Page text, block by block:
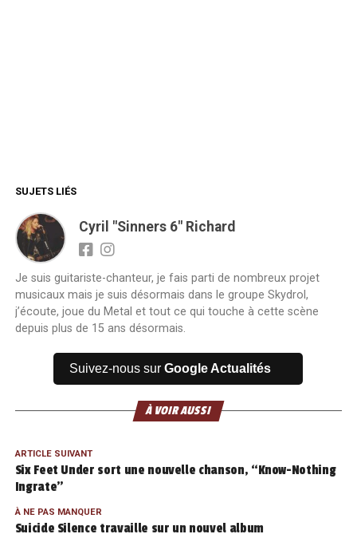
SUJETS LIÉS
Cyril "Sinners 6" Richard
Je suis guitariste-chanteur, je fais parti de nombreux projet
musicaux mais je suis désormais dans le groupe Skydrol,
j’écoute, joue du Metal et tout ce qui touche à cette scène
depuis plus de 15 ans désormais.
Suivez-nous surGoogle Actualités
À VOIR AUSSI
ARTICLE SUIVANT
Six Feet Under sort une nouvelle chanson, “Know-Nothing
Ingrate”
À NE PAS MANQUER
Suicide Silence travaille sur un nouvel album